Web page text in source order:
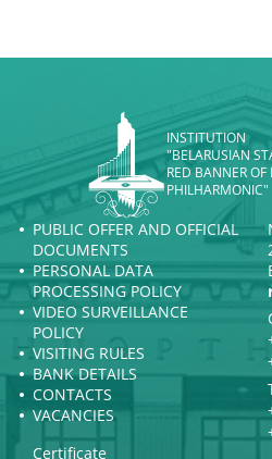
INSTITUTION
"BELARUSIAN
RED BANNER OF
PHILHARMONIC"
PUBLIC OFFER AND OFFICIAL
DOCUMENTS
PERSONAL DATA
PROCESSING POLICY
VIDEO SURVEILLANCE
POLICY
VISITING RULES
BANK DETAILS
CONTACTS
VACANCIES
Certificate